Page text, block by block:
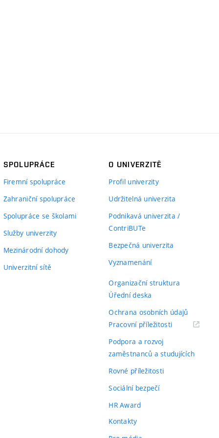
SPOLUPRÁCE
Firemní spolupráce
Zahraniční spolupráce
Spolupráce se školami
Služby univerzity
Mezinárodní dohody
Univerzitní sítě
O UNIVERZITĚ
Profil univerzity
Udržitelná univerzita
Podnikavá univerzita /
ContriBUTe
Bezpečná univerzita
Vyznamenání
Organizační struktura
Úřední deska
Ochrana osobních údajů
Pracovní příležitosti(externí
Podpora a rozvoj
zaměstnanců a studujících
Rovné příležitosti
Sociální bezpečí
HR Award
Kontakty